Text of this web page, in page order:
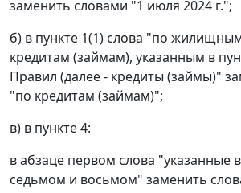
заменить словами "1 июля 2024 г.";
б) в пункте 1(1) слова "по
кредитам (займам), указанным в
Правил (далее - кредиты (займы)"
"по кредитам (займам)";
в) в пункте 4:
в абзаце первом слова "указанные
седьмом и восьмом" заменить